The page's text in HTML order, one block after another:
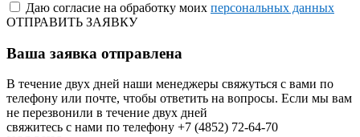
Даю согласие на обработку моих персональных данных
ОТПРАВИТЬ ЗАЯВКУ
Ваша заявка отправлена
В течение двух дней наши менеджеры свяжуться с вами по
телефону или почте, чтобы ответить на вопросы. Если мы вам
не перезвонили в течение двух дней
свяжитесь с нами по телефону +7 (4852) 72-64-70